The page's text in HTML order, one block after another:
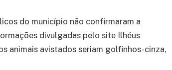
do município não confirmaram a
divulgadas pelo site Ilhéus
animais avistados seriam golfinhos-cinza,